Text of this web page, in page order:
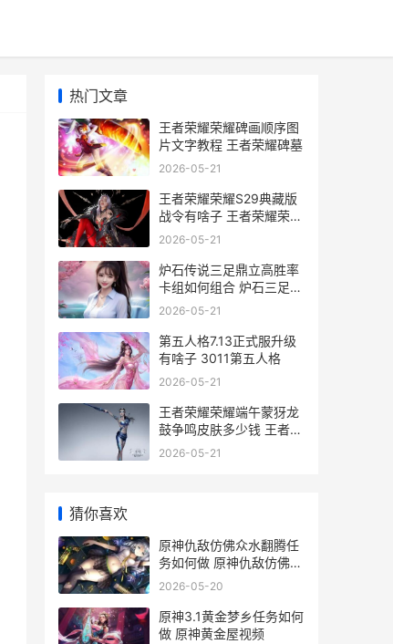
热门文章
王者荣耀荣耀碑画顺序图
片文字教程 王者荣耀碑墓
2026-05-21
王者荣耀荣耀S29典藏版
战令有啥子 王者荣耀荣耀
称号哪个含金量最高
2026-05-21
炉石传说三足鼎立高胜率
卡组如何组合 炉石三足鼎
立套牌
2026-05-21
第五人格7.13正式服升级
有啥子 3011第五人格
2026-05-21
王者荣耀荣耀端午蒙犽龙
鼓争鸣皮肤多少钱 王者荣
耀端游叫啥
2026-05-21
猜你喜欢
原神仇敌仿佛众水翻腾任
务如何做 原神仇敌仿佛众
水沸腾前置任务
2026-05-20
原神3.1黄金梦乡任务如何
做 原神黄金屋视频